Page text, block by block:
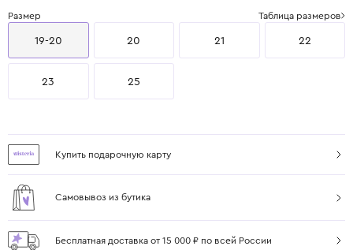
Размер Таблица размеров
19-20 20 21 22
23 25
Купить подарочную карту
Самовывоз из бутика
Бесплатная доставка от 15 000 ₽ по всей России